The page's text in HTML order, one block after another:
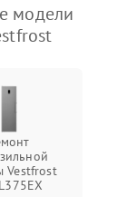
модели
Vestfrost